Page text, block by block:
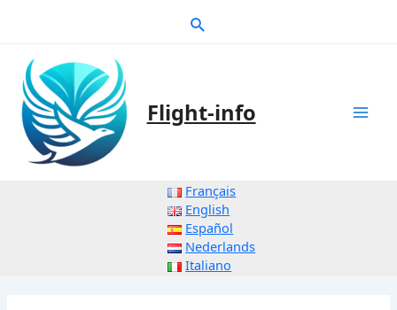
Suche
Flight-info
Français
English
Español
Nederlands
Italiano